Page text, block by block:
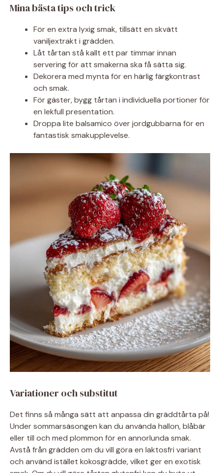
Mina bästa tips och trick
För en extra lyxig smak, tillsätt en skvätt
vaniljextrakt i grädden.
Låt tårtan stå kallt ett par timmar innan
servering för att smakerna ska få sätta sig.
Dekorera med mynta för en härlig färgkontrast
och smak.
För gäster, bygg tårtan i individuella portioner för
en lekfull presentation.
Droppa lite balsamico över jordgubbarna för en
fantastisk smakupplevelse.
Variationer och substitut
Det finns så många sätt att anpassa din gräddtårta på!
Under sommarsäsongen kan du använda hallon, blåbär
eller till och med plommon för en annorlunda smak.
Avstå från grädden om du vill göra en laktosfri variant
och använd istället kokosgrädde, vilket ger en exotisk